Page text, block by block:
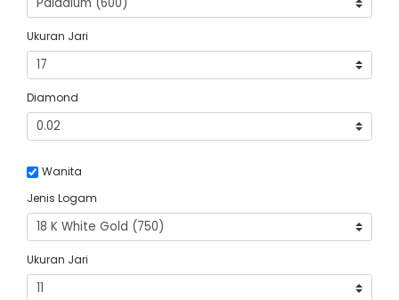
Ukuran Jari
Diamond
Wanita
Jenis Logam
Ukuran Jari